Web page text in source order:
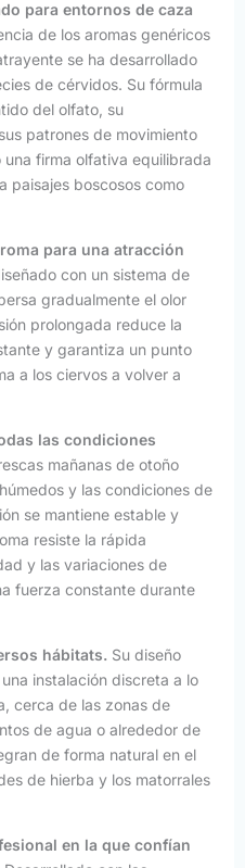
para entornos de caza
de los aromas genéricos
se ha desarrollado
de cérvidos. Su fórmula
del olfato, su
patrones de movimiento
firma olfativa equilibrada
paisajes boscosos como
para una atracción
con un sistema de
gradualmente el olor
prolongada reduce la
y garantiza un punto
a los ciervos a volver a
las condiciones
mañanas de otoño
y las condiciones de
se mantiene estable y
resiste la rápida
y las variaciones de
fuerza constante durante
hábitats. Su diseño
instalación discreta a lo
cerca de las zonas de
de agua o alrededor de
de forma natural en el
de hierba y los matorrales
en la que confían